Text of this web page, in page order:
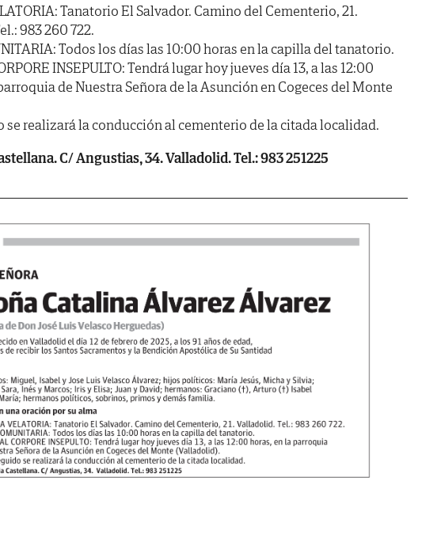
Tanatorio El Salvador. Camino del Cementerio, 21.
983 260 722.
Todos los días las 10:00 horas en la capilla del tanatorio.
INSEPULTO: Tendrá lugar hoy jueves día 13, a las 12:00
de Nuestra Señora de la Asunción en Cogeces del Monte
se realizará la conducción al cementerio de la citada localidad.
C/ Angustias, 34. Valladolid. Tel.: 983 251225